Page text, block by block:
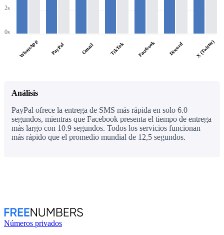
2s
0s
WhatsApp PayPal Gmail TikTok Facebook Discord X (Twitter)
Análisis
PayPal ofrece la entrega de SMS más rápida en solo 6.0
segundos, mientras que Facebook presenta el tiempo de entrega
más largo con 10.9 segundos. Todos los servicios funcionan
más rápido que el promedio mundial de 12,5 segundos.
Números privados